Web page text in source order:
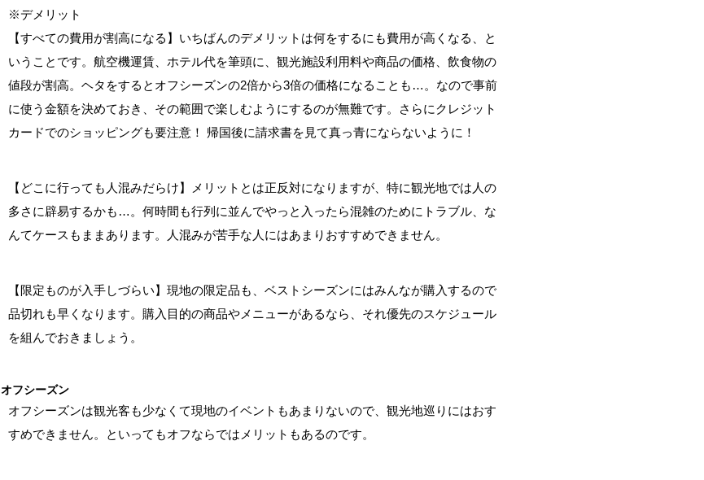
※デメリット
【すべての費用が割高になる】いちばんのデメリットは何をするにも費用が高くなる、と
いうことです。航空機運賃、ホテル代を筆頭に、観光施設利用料や商品の価格、飲食物の
値段が割高。ヘタをするとオフシーズンの2倍から3倍の価格になることも…。なので事前
に使う金額を決めておき、その範囲で楽しむようにするのが無難です。さらにクレジット
カードでのショッピングも要注意！ 帰国後に請求書を見て真っ青にならないように！
【どこに行っても人混みだらけ】メリットとは正反対になりますが、特に観光地では人の
多さに辟易するかも…。何時間も行列に並んでやっと入ったら混雑のためにトラブル、な
んてケースもままあります。人混みが苦手な人にはあまりおすすめできません。
【限定ものが入手しづらい】現地の限定品も、ベストシーズンにはみんなが購入するので
品切れも早くなります。購入目的の商品やメニューがあるなら、それ優先のスケジュール
を組んでおきましょう。
オフシーズン
オフシーズンは観光客も少なくて現地のイベントもあまりないので、観光地巡りにはおす
すめできません。といってもオフならではメリットもあるのです。